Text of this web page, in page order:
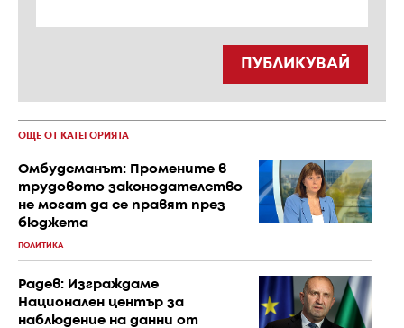
ПУБЛИКУВАЙ
ОЩЕ ОТ КАТЕГОРИЯТА
Омбудсманът: Промените в
трудовото законодателство
не могат да се правят през
бюджета
ПОЛИТИКА
Радев: Изграждаме
Национален център за
наблюдение на данни от